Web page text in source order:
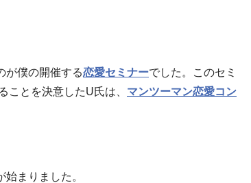
が僕の開催する恋愛セミナーでした。このセミ
ことを決意したU氏は、 マンツーマン恋愛コン
まりました。